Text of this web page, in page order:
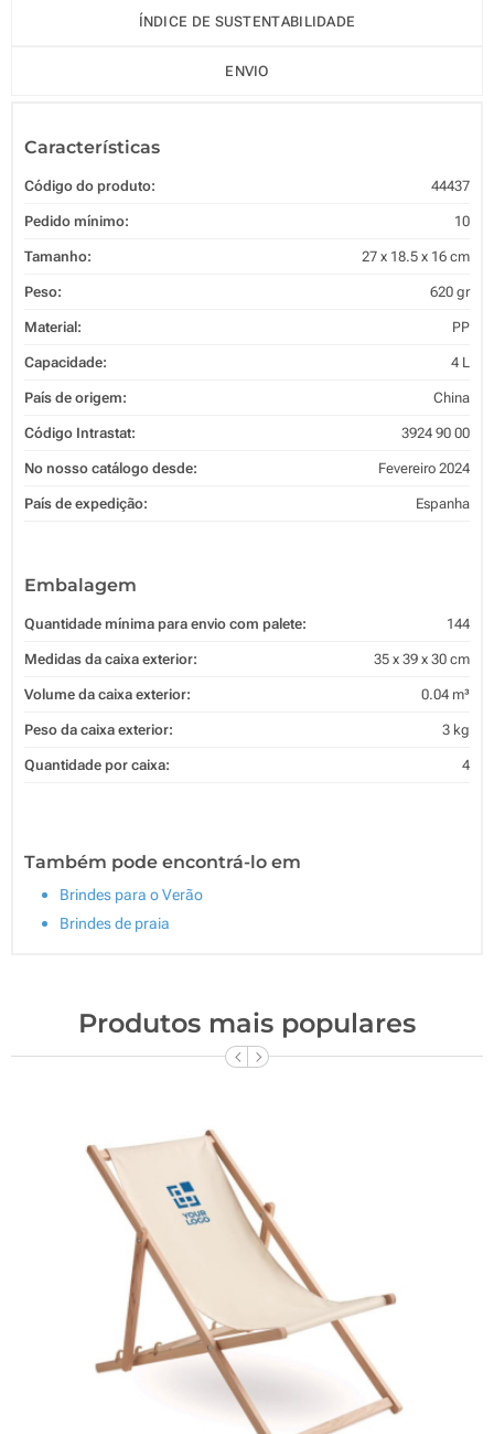
ÍNDICE DE SUSTENTABILIDADE
ENVIO
Características
Código do produto: 44437
Pedido mínimo: 10
Tamanho: 27 x 18.5 x 16 cm
Peso: 620 gr
Material: PP
Capacidade: 4 L
País de origem: China
Código Intrastat: 3924 90 00
No nosso catálogo desde: Fevereiro 2024
País de expedição: Espanha
Embalagem
Quantidade mínima para envio com palete: 144
Medidas da caixa exterior: 35 x 39 x 30 cm
Volume da caixa exterior: 0.04 m³
Peso da caixa exterior: 3 kg
Quantidade por caixa: 4
Também pode encontrá-lo em
Brindes para o Verão
Brindes de praia
Produtos mais populares